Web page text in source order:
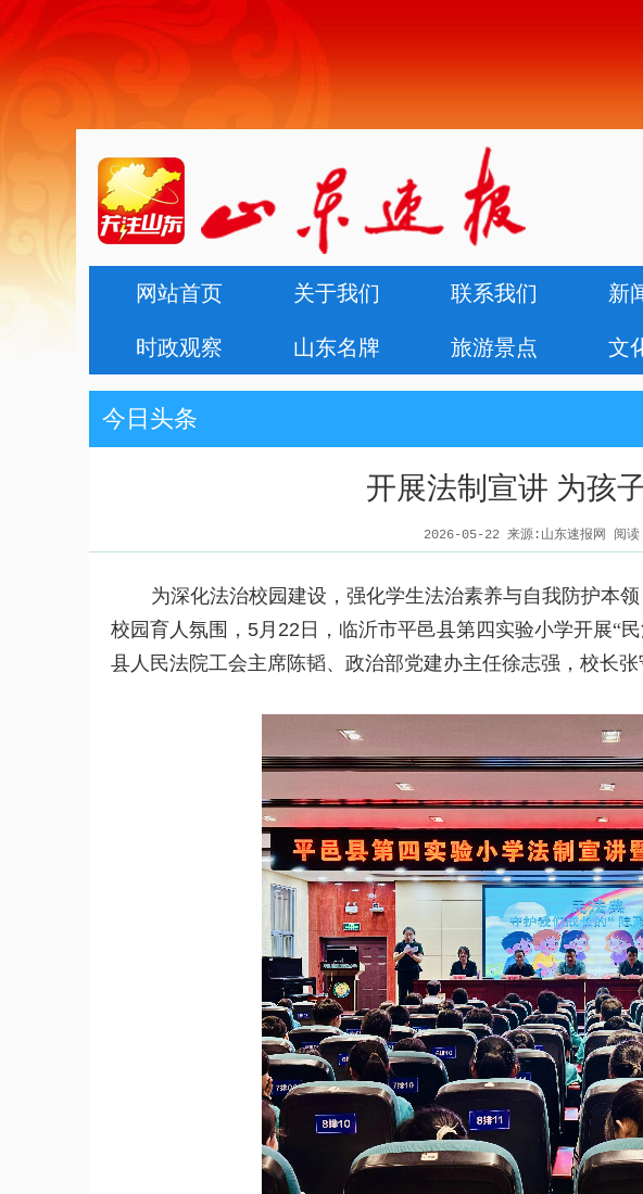
网站首页 关于我们 联系我们 新
时政观察 山东名牌 旅游景点 文
今日头条
开展法制宣讲 为孩
2026-05-22 来源:山东速报网 阅读
为深化法治校园建设，强化学生法治素养与自我防护本
校园育人氛围， 5月 22 日，临沂市平邑县第四实验小学开展“
县人民法院工会主席陈韬、政治部党建办主任徐志强，校长张